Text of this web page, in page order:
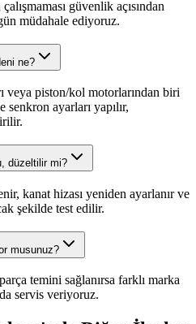
güvenlik açısından
müdahale ediyoruz.
ne?
veya piston/kol motorlarından biri
senkron ayarları yapılır,
düzeltilir mi?
kanat hizası yeniden ayarlanır ve
şekilde test edilir.
musunuz?
temini sağlanırsa farklı marka
servis veriyoruz.